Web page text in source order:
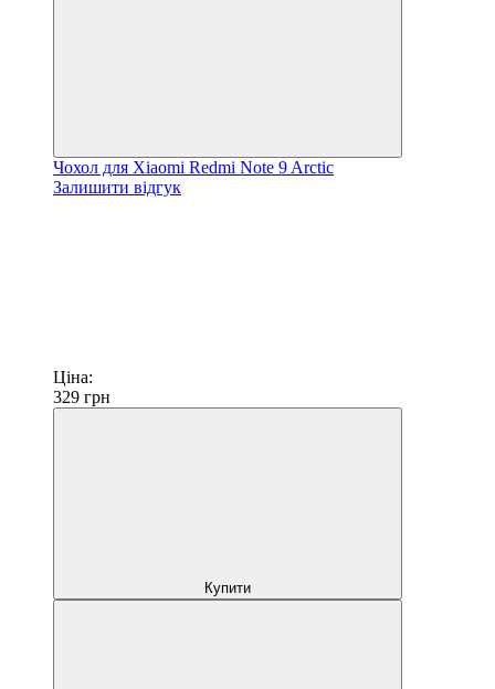
Чохол для Xiaomi Redmi Note 9 Arctic
Залишити відгук
Ціна:
329 грн
Купити